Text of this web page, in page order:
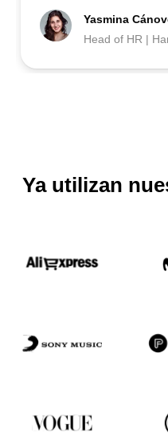
Yasmina
Head of HR |
Ya utilizan